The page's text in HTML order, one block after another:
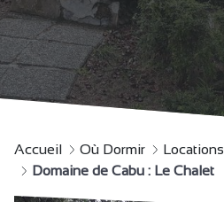
Accueil Où Dormir
Locations
Domaine de Cabu : Le Chalet